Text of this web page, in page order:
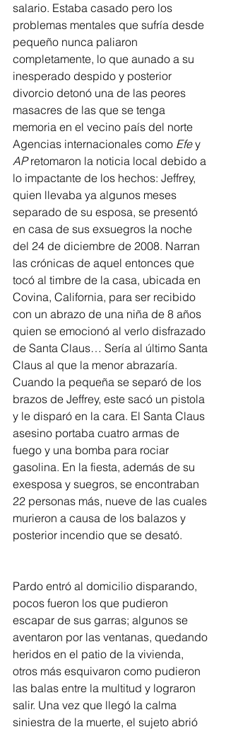
salario. Estaba casado pero los
problemas mentales que sufría desde
pequeño nunca paliaron
completamente, lo que aunado a su
inesperado despido y posterior
divorcio detonó una de las peores
masacres de las que se tenga
memoria en el vecino país del norte
Agencias internacionales como Efe y
AP retomaron la noticia local debido a
lo impactante de los hechos: Jeffrey,
quien llevaba ya algunos meses
separado de su esposa, se presentó
en casa de sus exsuegros la noche
del 24 de diciembre de 2008. Narran
las crónicas de aquel entonces que
tocó al timbre de la casa, ubicada en
Covina, California, para ser recibido
con un abrazo de una niña de 8 años
quien se emocionó al verlo disfrazado
de Santa Claus… Sería al último Santa
Claus al que la menor abrazaría.
Cuando la pequeña se separó de los
brazos de Jeffrey, este sacó un pistola
y le disparó en la cara. El Santa Claus
asesino portaba cuatro armas de
fuego y una bomba para rociar
gasolina. En la fiesta, además de su
exesposa y suegros, se encontraban
22 personas más, nueve de las cuales
murieron a causa de los balazos y
posterior incendio que se desató.
Pardo entró al domicilio disparando,
pocos fueron los que pudieron
escapar de sus garras; algunos se
aventaron por las ventanas, quedando
heridos en el patio de la vivienda,
otros más esquivaron como pudieron
las balas entre la multitud y lograron
salir. Una vez que llegó la calma
siniestra de la muerte, el sujeto abrió